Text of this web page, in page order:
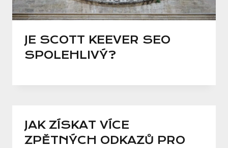
JE SCOTT KEEVER SEO
SPOLEHLIVÝ?
JAK ZÍSKAT VÍCE
ZPĚTNÝCH ODKAZŮ PRO